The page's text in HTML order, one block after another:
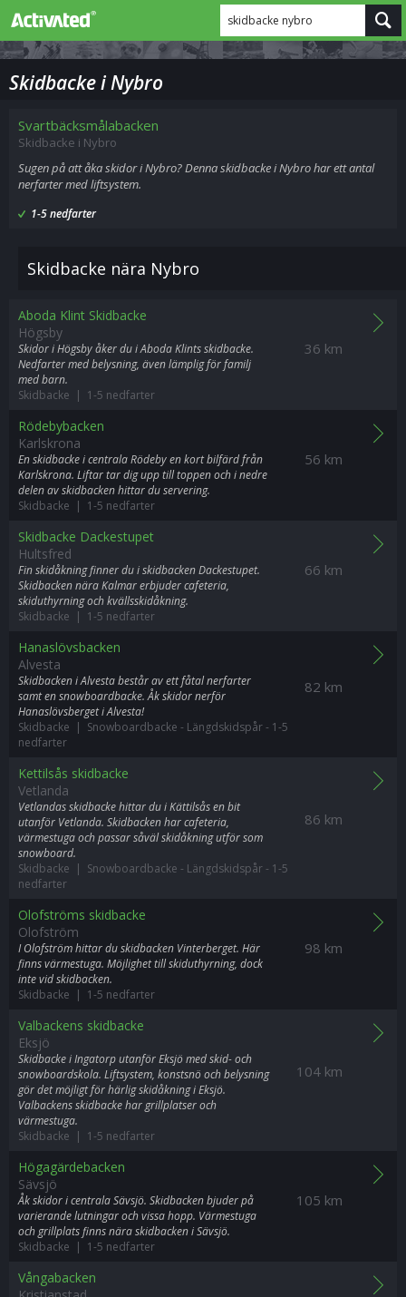
skidbacke nybro
Skidbacke i Nybro
Svartbäcksmålabacken
Skidbacke i Nybro
Sugen på att åka skidor i Nybro? Denna skidbacke i Nybro har ett antal
nerfarter med liftsystem.
1-5 nedfarter
Skidbacke nära Nybro
36 km
Aboda Klint Skidbacke
Högsby
Skidor i Högsby åker du i Aboda Klints skidbacke.
Nedfarter med belysning, även lämplig för familj
med barn.
Skidbacke | 1-5 nedfarter
56 km
Rödebybacken
Karlskrona
En skidbacke i centrala Rödeby en kort bilfärd från
Karlskrona. Liftar tar dig upp till toppen och i nedre
delen av skidbacken hittar du servering.
Skidbacke | 1-5 nedfarter
66 km
Skidbacke Dackestupet
Hultsfred
Fin skidåkning finner du i skidbacken Dackestupet.
Skidbacken nära Kalmar erbjuder cafeteria,
skiduthyrning och kvällsskidåkning.
Skidbacke | 1-5 nedfarter
82 km
Hanaslövsbacken
Alvesta
Skidbacken i Alvesta består av ett fåtal nerfarter
samt en snowboardbacke. Åk skidor nerför
Hanaslövsberget i Alvesta!
Skidbacke | Snowboardbacke - Längdskidspår- 1-5
nedfarter
86 km
Kettilsås skidbacke
Vetlanda
Vetlandas skidbacke hittar du i Kättilsås en bit
utanför Vetlanda. Skidbacken har cafeteria,
värmestuga och passar såväl skidåkning utför som
snowboard.
Skidbacke | Snowboardbacke - Längdskidspår- 1-5
nedfarter
98 km
Olofströms skidbacke
Olofström
I Olofström hittar du skidbacken Vinterberget. Här
finns värmestuga. Möjlighet till skiduthyrning, dock
inte vid skidbacken.
Skidbacke | 1-5 nedfarter
104 km
Valbackens skidbacke
Eksjö
Skidbacke i Ingatorp utanför Eksjö med skid- och
snowboardskola. Liftsystem, konstsnö och belysning
gör det möjligt för härlig skidåkning i Eksjö.
Valbackens skidbacke har grillplatser och
värmestuga.
Skidbacke | 1-5 nedfarter
105 km
Högagärdebacken
Sävsjö
Åk skidor i centrala Sävsjö. Skidbacken bjuder på
varierande lutningar och vissa hopp. Värmestuga
och grillplats finns nära skidbacken i Sävsjö.
Skidbacke | 1-5 nedfarter
Vångabacken